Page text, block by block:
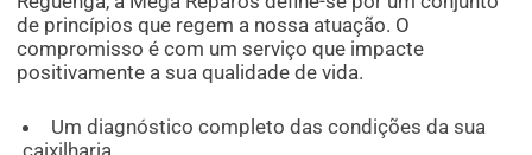
de princípios que regem a nossa atuação. O
compromisso é com um serviço que impacte
positivamente a sua qualidade de vida.
Um diagnóstico completo das condições da sua
caixilharia.